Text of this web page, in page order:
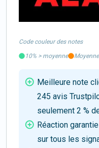
Code couleur des notes
10% >moyenne Moyenne
Meilleure note
245 avis
seulement 2 %
Réaction
sur tous les